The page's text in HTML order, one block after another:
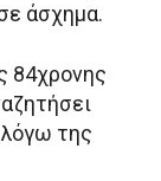
άσχημα.
84χρονης
της